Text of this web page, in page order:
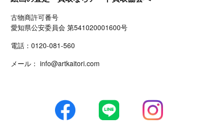
古物商許可番号
愛知県公安委員会 第541020001600号
電話：0120-081-560
メール： info@artkaitori.com